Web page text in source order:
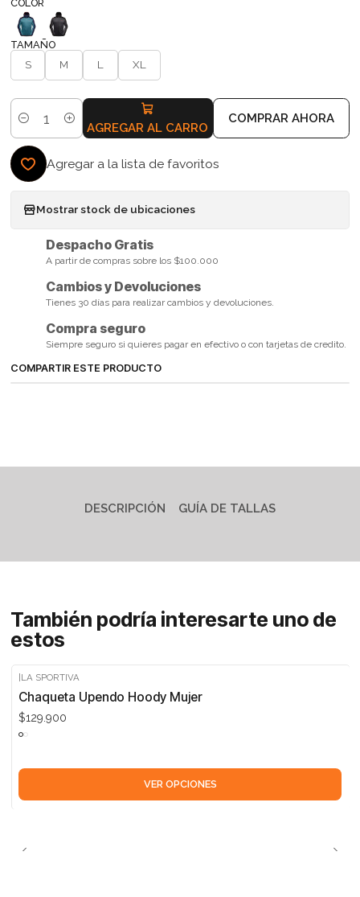
COLOR
TAMAÑO
S M L XL
Cantidad AGREGAR AL CARRO
COMPRAR AHORA
Agregar a la lista de favoritos
Mostrar stock de ubicaciones
Despacho Gratis
A partir de compras sobre los $100.000
Cambios y Devoluciones
Tienes 30 días para realizar cambios y devoluciones.
Compra seguro
Siempre seguro si quieres pagar en efectivo o con tarjetas de credito.
COMPARTIR ESTE PRODUCTO
DESCRIPCIÓN GUÍA DE TALLAS
También podría interesarte uno de
estos
LA SPORTIVA
Chaqueta Upendo Hoody Mujer
$129.900
VER OPCIONES